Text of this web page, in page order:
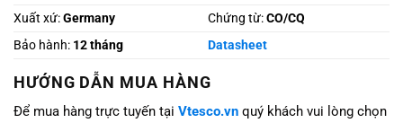
Xuất xứ:Germany Chứng từ:CO/CQ
Bảo hành: 12 tháng Datasheet
HƯỚNG DẪN MUA HÀNG
Để mua hàng trực tuyến tại Vtesco.vn quý khách vui lòng chọn